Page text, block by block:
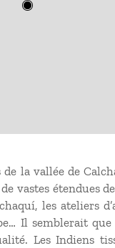
la vallée de
vastes étendues
les ateliers
Il semblerait
Les Indiens